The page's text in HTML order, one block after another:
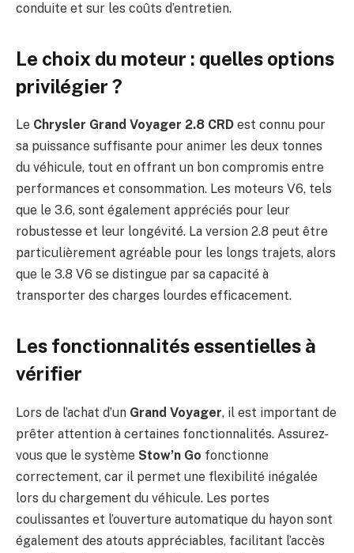
conduite et sur les coûts d’entretien.
Le choix du moteur : quelles options
privilégier ?
Le Chrysler Grand Voyager 2.8 CRD est connu pour
sa puissance suffisante pour animer les deux tonnes
du véhicule, tout en offrant un bon compromis entre
performances et consommation. Les moteurs V6, tels
que le 3.6, sont également appréciés pour leur
robustesse et leur longévité. La version 2.8 peut être
particulièrement agréable pour les longs trajets, alors
que le 3.8 V6 se distingue par sa capacité à
transporter des charges lourdes efficacement.
Les fonctionnalités essentielles à
vérifier
Lors de l’achat d’un Grand Voyager, il est important de
prêter attention à certaines fonctionnalités. Assurez-
vous que le système Stow’n Go fonctionne
correctement, car il permet une flexibilité inégalée
lors du chargement du véhicule. Les portes
coulissantes et l’ouverture automatique du hayon sont
également des atouts appréciables, facilitant l’accès